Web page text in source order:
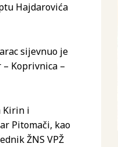
Hajdarovića
sijevnuo je
Koprivnica –
Kirin i
Pitomači, kao
ŽNS VPŽ